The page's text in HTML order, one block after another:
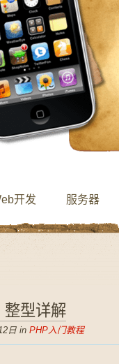
开发 服务器
整型详解
日 in PHP入门教程